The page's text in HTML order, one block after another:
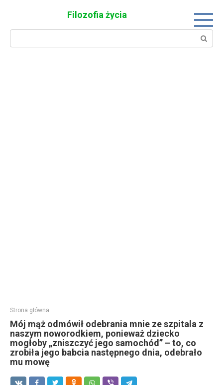
Filozofia życia
Search:
Strona główna
Mój mąż odmówił odebrania mnie ze szpitala z
naszym noworodkiem, ponieważ dziecko
mogłoby „zniszczyć jego samochód” – to, co
zrobiła jego babcia następnego dnia, odebrało
mu mowę